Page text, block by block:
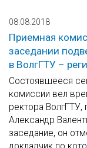
08.08.2018
Приемная
заседании
в ВолгГТУ –
Состоявшееся
комиссии вел
ректора ВолгГТУ,
Александр
заседание, он